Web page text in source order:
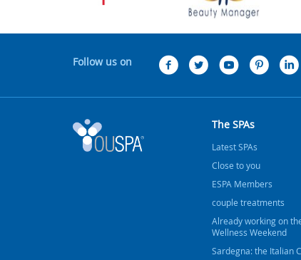
Follow us on
The SPAs
Latest SPAs
Close to you
ESPA Members
couple treatments
Already working on
Wellness Weekend
Sardegna: the Italian